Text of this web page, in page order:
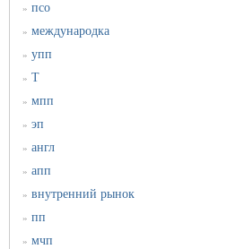
» псо
» международка
» упп
» Т
» мпп
» эп
» англ
» апп
» внутренний рынок
» пп
» мчп